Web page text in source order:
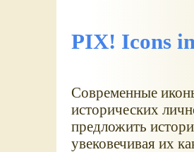
PIX! Icons
Современные
исторических
предложить
увековечивая их